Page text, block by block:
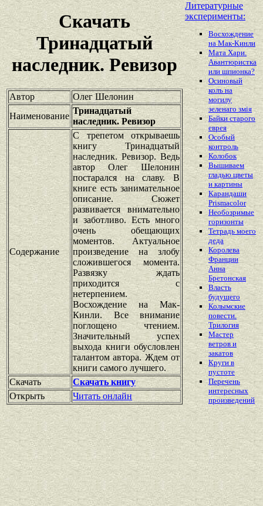
Скачать
Тринадцатый
наследник. Ревизор
Автор
Олег Шелонин
Наименование
Тринадцатый
наследник. Ревизор
Содержание
С трепетом открываешь
книгу Тринадцатый
наследник. Ревизор. Ведь
автор Олег Шелонин
постарался на славу. В
книге есть занимательное
описание. Сюжет
развивается внимательно
и заботливо. Есть много
очень обещающих
моментов. Актуальное
произведение на злобу
сложившегося момента.
Развязку ждать
приходится с
нетерпением.
Восхождение на Мак-
Кинли. Все внимание
поглощено чтением.
Значительный успех
выхода книги обусловлен
талантом автора. Ждем от
книги самого лучшего.
Скачать
Скачать книгу
Открыть
Читать онлайн
Литературные
эксперименты:
Восхождение
на Мак-Кинли
Мата Хари.
Авантюристка
или шпионка?
Осиновый
колъ на
могилу
зеленаго змiя
Байки старого
еврея
Особый
контроль
Колобок
Вышиваем
гладью цветы
и картины
Карандаши
Prismacolor
Необозримые
горизонты
Тетрадь моего
деда
Королева
Франции
Анна
Бретонская
Власть
будущего
Колымские
повести.
Трилогия
Мастер
ветров и
закатов
Круги в
пустоте
Перечень
интересных
произведений